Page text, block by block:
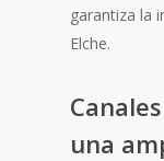
garantiza la
Elche.
una